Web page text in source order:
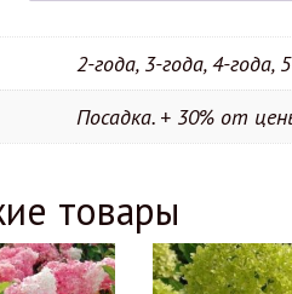
2-года, 3-года, 4-года,
Посадка. + 30% от
товары